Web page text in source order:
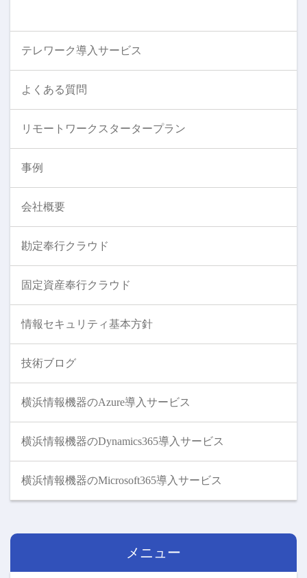
テレワーク導入サービス
よくある質問
リモートワークスタータープラン
事例
会社概要
勘定奉行クラウド
固定資産奉行クラウド
情報セキュリティ基本方針
技術ブログ
横浜情報機器のAzure導入サービス
横浜情報機器のDynamics365導入サービス
横浜情報機器のMicrosoft365導入サービス
メニュー